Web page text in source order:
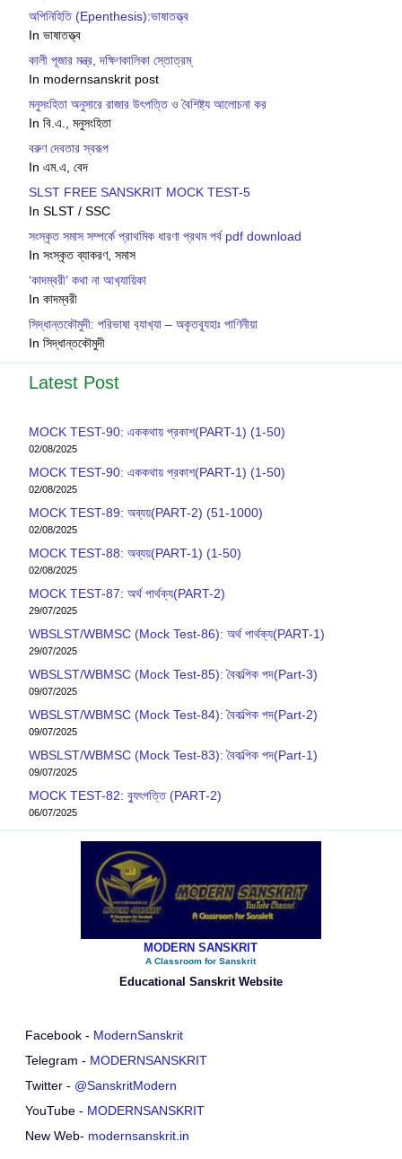
অপিনিহিতি (Epenthesis):ভাষাতত্ত্ব
In ভাষাতত্ত্ব
কালী পূজার মন্ত্র, দক্ষিণকালিকা স্তোত্রম্
In modernsanskrit post
মনুসংহিতা অনুসারে রাজার উৎপত্তি ও বৈশিষ্ট্য আলোচনা কর
In বি.এ., মনুসংহিতা
বরুণ দেবতার স্বরূপ
In এম.এ, বেদ
SLST FREE SANSKRIT MOCK TEST-5
In SLST / SSC
সংস্কৃত সমাস সম্পর্কে প্রাথমিক ধারণা প্রথম পর্ব pdf download
In সংস্কৃত ব্যাকরণ, সমাস
‘কাদম্বরী’ কথা না আখ‍্যায়িকা
In কাদম্বরী
সিদ্ধান্তক‍ৌমুদী: পরিভাষা ব‍্যাখ‍্যা – অকৃতব‍্যূহাঃ পাণিনীয়া
In সিদ্ধান্তকৌমুদী
Latest Post
MOCK TEST-90: এককথায় প্রকাশ(PART-1) (1-50)
02/08/2025
MOCK TEST-90: এককথায় প্রকাশ(PART-1) (1-50)
02/08/2025
MOCK TEST-89: অব্যয়(PART-2) (51-1000)
02/08/2025
MOCK TEST-88: অব্যয়(PART-1) (1-50)
02/08/2025
MOCK TEST-87: অর্থ পার্থক্য(PART-2)
29/07/2025
WBSLST/WBMSC (Mock Test-86): অর্থ পার্থক্য(PART-1)
29/07/2025
WBSLST/WBMSC (Mock Test-85): বৈকল্পিক পদ(Part-3)
09/07/2025
WBSLST/WBMSC (Mock Test-84): বৈকল্পিক পদ(Part-2)
09/07/2025
WBSLST/WBMSC (Mock Test-83): বৈকল্পিক পদ(Part-1)
09/07/2025
MOCK TEST-82: ব‍্যুৎপত্তি (PART-2)
06/07/2025
MODERN SANSKRIT
A Classroom for Sanskrit
Educational Sanskrit Website
Facebook - ModernSanskrit
Telegram - MODERNSANSKRIT
Twitter - @SanskritModern
YouTube - MODERNSANSKRIT
New Web- modernsanskrit.in